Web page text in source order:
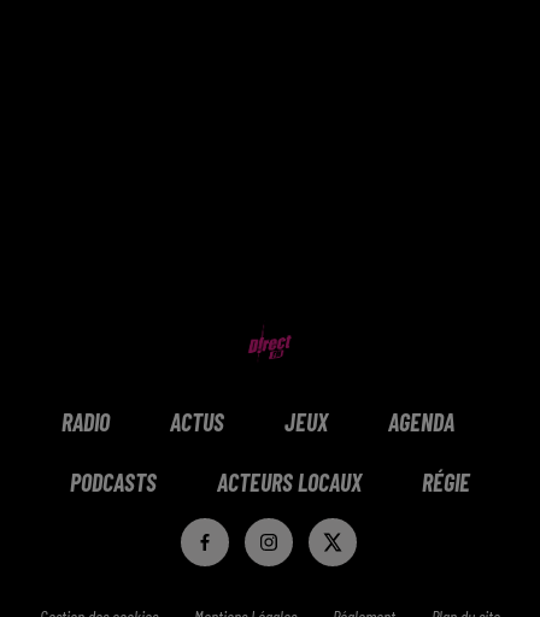
RADIO ACTUS JEUX AGENDA
PODCASTS ACTEURS LOCAUX RÉGIE